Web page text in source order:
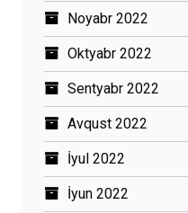
Noyabr 2022
Oktyabr 2022
Sentyabr 2022
Avqust 2022
İyul 2022
İyun 2022